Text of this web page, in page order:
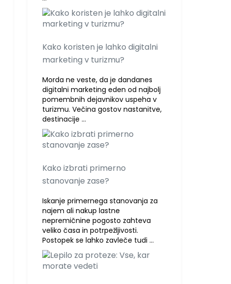
Kako koristen je lahko digitalni
marketing v turizmu?
Morda ne veste, da je dandanes
digitalni marketing eden od najbolj
pomembnih dejavnikov uspeha v
turizmu. Večina gostov nastanitve,
destinacije …
Kako izbrati primerno
stanovanje zase?
Iskanje primernega stanovanja za
najem ali nakup lastne
nepremičnine pogosto zahteva
veliko časa in potrpežljivosti.
Postopek se lahko zavleče tudi …